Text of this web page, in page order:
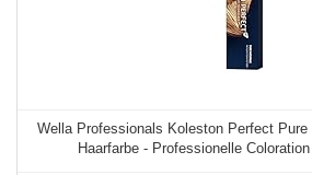
Wella Professionals Koleston Perfect Pure
Haarfarbe - Professionelle